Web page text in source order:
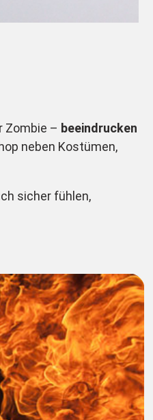
Zombie – beeindrucken
neben Kostümen,
sicher fühlen,